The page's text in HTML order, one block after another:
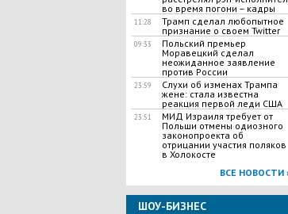
во время погони – кадры
11:28
Трамп сделал любопытное
признание о своем Twitter
09:33
Польский премьер
Моравецкий сделал
неожиданное заявление
против России
23:59
Слухи об изменах Трампа
жене: стала известна
реакция первой леди США
23:51
МИД Израиля требует от
Польши отмены одиозного
законопроекта об
отрицании участия поляков
в Холокосте
ВСЕ НОВОСТИ
ШОУ-БИЗНЕС